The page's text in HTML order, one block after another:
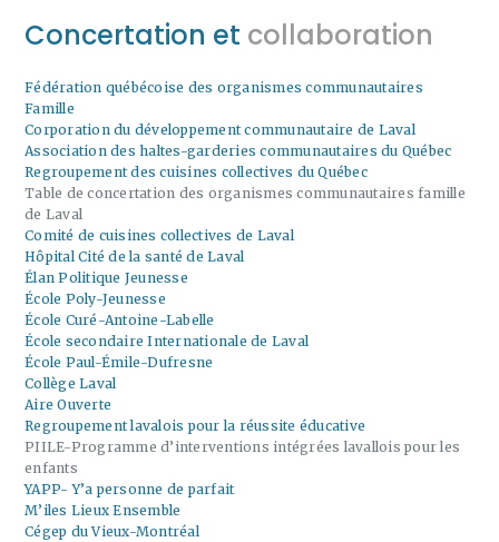
Concertation et collaboration
Fédération québécoise des organismes communautaires
Famille
Corporation du développement communautaire de Laval
Association des haltes-garderies communautaires du Québec
Regroupement des cuisines collectives du Québec
Table de concertation des organismes communautaires famille
de Laval
Comité de cuisines collectives de Laval
Hôpital Cité de la santé de Laval
Élan Politique Jeunesse
École Poly-Jeunesse
École Curé-Antoine-Labelle
École secondaire Internationale de Laval
École Paul-Émile-Dufresne
Collège Laval
Aire Ouverte
Regroupement lavalois pour la réussite éducative
PIILE-Programme d’interventions intégrées lavallois pour les
enfants
YAPP- Y’a personne de parfait
M’iles Lieux Ensemble
Cégep du Vieux-Montréal